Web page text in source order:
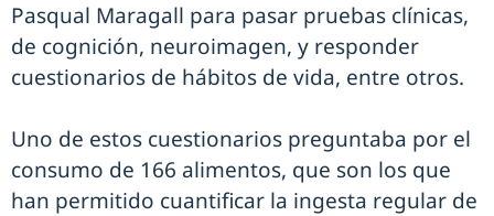
Pasqual Maragall para pasar pruebas clínicas,
de cognición, neuroimagen, y responder
cuestionarios de hábitos de vida, entre otros.
Uno de estos cuestionarios preguntaba por el
consumo de 166 alimentos, que son los que
han permitido cuantificar la ingesta regular de